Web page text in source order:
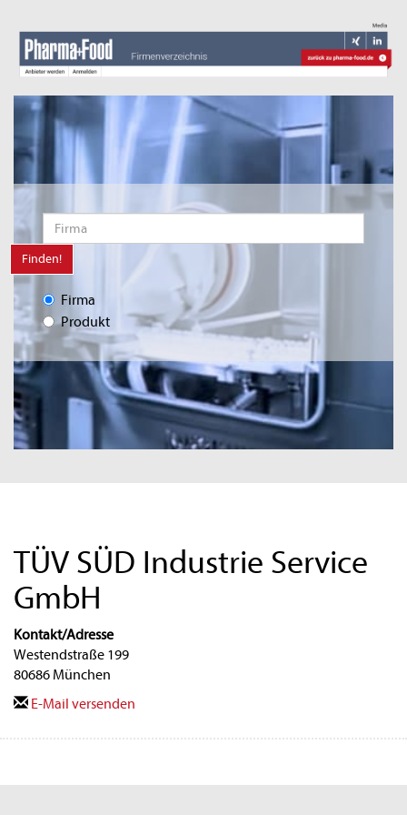
Finden!
Firma
Produkt
TÜV SÜD Industrie Service
GmbH
Kontakt/Adresse
Westendstraße 199
80686 München
E-Mail versenden